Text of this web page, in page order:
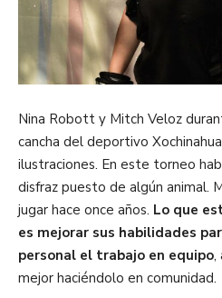
Nina Robott y Mitch Veloz
cancha del deportivo
ilustraciones. En este torneo
disfraz puesto de algún animal.
jugar hace once años. Lo que
es mejorar sus habilidades
personal el trabajo en equipo,
mejor haciéndolo en comunidad.